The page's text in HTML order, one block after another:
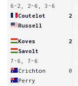
6-2, 2-6, 3-6
Coutelot
2
Russell
Koves
2
Savolt
7-6, 7-6
Crichton
0
Perry